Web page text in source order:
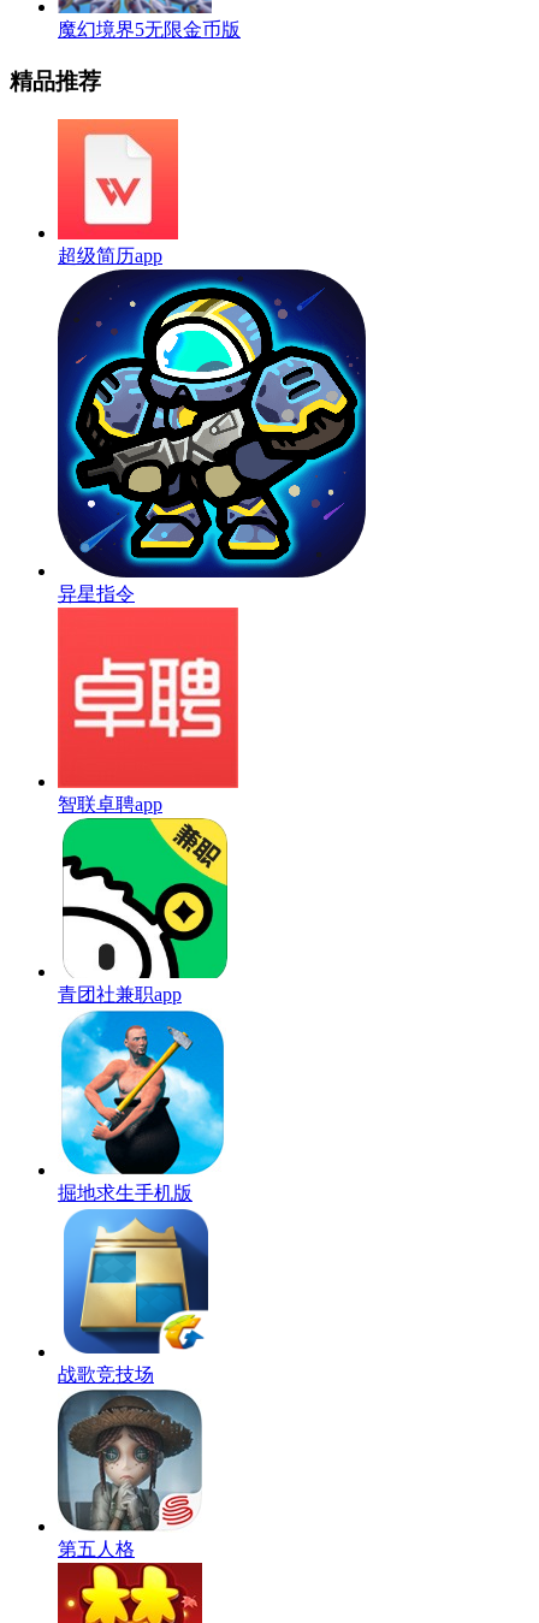
魔幻境界5无限金币版
精品推荐
超级简历app
异星指令
智联卓聘app
青团社兼职app
掘地求生手机版
战歌竞技场
第五人格